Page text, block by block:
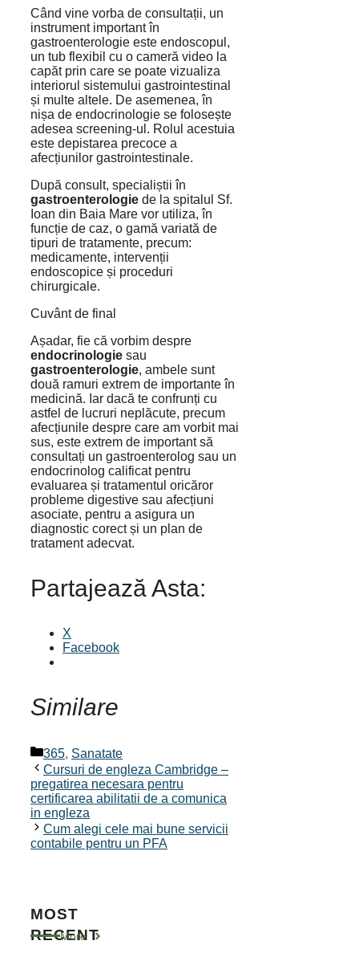
Când vine vorba de consultații, un
instrument important în
gastroenterologie este endoscopul,
un tub flexibil cu o cameră video la
capăt prin care se poate vizualiza
interiorul sistemului gastrointestinal
și multe altele. De asemenea, în
nișa de endocrinologie se folosește
adesea screening-ul. Rolul acestuia
este depistarea precoce a
afecțiunilor gastrointestinale.
După consult, specialiștii în
gastroenterologie de la spitalul Sf.
Ioan din Baia Mare vor utiliza, în
funcție de caz, o gamă variată de
tipuri de tratamente, precum:
medicamente, intervenții
endoscopice și proceduri
chirurgicale.
Cuvânt de final
Așadar, fie că vorbim despre
endocrinologie sau
gastroenterologie, ambele sunt
două ramuri extrem de importante în
medicină. Iar dacă te confrunți cu
astfel de lucruri neplăcute, precum
afecțiunile despre care am vorbit mai
sus, este extrem de important să
consultați un gastroenterolog sau un
endocrinolog calificat pentru
evaluarea și tratamentul oricăror
probleme digestive sau afecțiuni
asociate, pentru a asigura un
diagnostic corect și un plan de
tratament adecvat.
Partajează Asta:
X
Facebook
Similare
Categorii
365, Sanatate
Cursuri de engleza Cambridge –
pregatirea necesara pentru
certificarea abilitatii de a comunica
in engleza
Cum alegi cele mai bune servicii
contabile pentru un PFA
MOST
RECENT
More